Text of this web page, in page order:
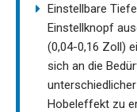
Einstellbare
Einstellknopf
(0,04-0,16 Zoll)
sich an die
Hobeleffekt zu